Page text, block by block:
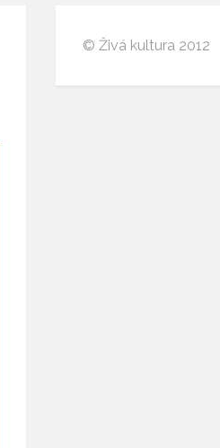
© Živá kultura 2012